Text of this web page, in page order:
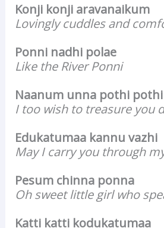
Konji konji aravanaikum
Lovingly cuddles and
Ponni nadhi polae
Like the River Ponni
Naanum unna pothi pothi
I too wish to treasure you
Edukatumaa kannu vazhi
May I carry you through
Pesum chinna ponna
Oh sweet little girl who
Katti katti kodukatumaa